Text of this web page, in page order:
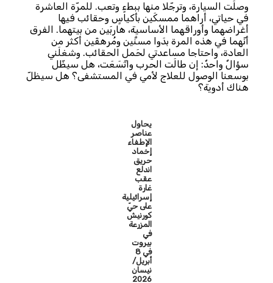
وصلَت السيارة، وترجّلا منها ببطءٍ وتعب. للمرّة العاشرة
في حياتي، أراهما ممسكَين بأكياسٍ وحقائب فيها
أغراضهما وأوراقهما الأساسية، هاربَين من بيتهما. الفرق
أنّهما في هذه المرة بدَوا مسنَّين ومُرهقَين أكثر من
العادة، واحتاجا مساعدتي لحَمل الحقائب. وشغلَني
سؤالٌ واحدٌ: إن طالَت الحرب واتّسَعَت، هل سيظّل
بوسعنا الوصول للعلاج لأمي في المستشفى؟ هل سيظلّ
هناك أدوية؟
يحاول
عناصر
الإطفاء
إخماد
حريق
اندلع
عقب
غارة
إسرائيلية
على حيّ
كورنيش
المزرعة
في
بيروت
في 8
أبريل/
نيسان
2026